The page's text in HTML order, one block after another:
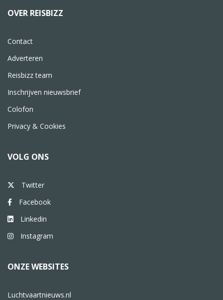
OVER REISBIZZ
Contact
Adverteren
Reisbizz team
Inschrijven nieuwsbrief
Colofon
Privacy & Cookies
VOLG ONS
Twitter
Facebook
Linkedin
Instagram
ONZE WEBSITES
Luchtvaartnieuws.nl